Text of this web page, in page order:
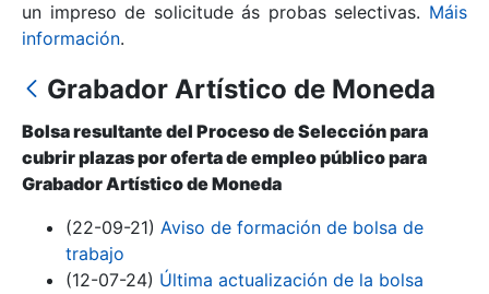
Mostrar/Ocultar
Mostrar/Ocultar
un impreso de solicitude ás probas selectivas. Máis
información.
Grabador Artístico de Moneda
Bolsa resultante del Proceso de Selección para
cubrir plazas por oferta de empleo público para
Grabador Artístico de Moneda
(22-09-21) Aviso de formación de bolsa de
trabajo
(12-07-24) Última actualización de la bolsa